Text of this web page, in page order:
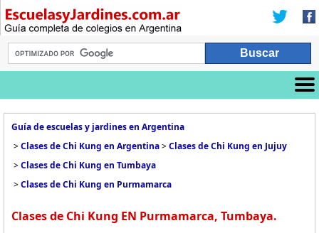
Guía de escuelas y jardines en Argentina
>Clases de Chi Kung en Argentina>Clases de Chi Kung en Jujuy
>Clases de Chi Kung en Tumbaya
>Clases de Chi Kung en Purmamarca
Clases de Chi Kung EN Purmamarca, Tumbaya.